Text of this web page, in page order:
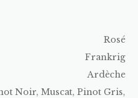
Rosé
Frankrig
Ardèche
Noir, Muscat, Pinot Gris,